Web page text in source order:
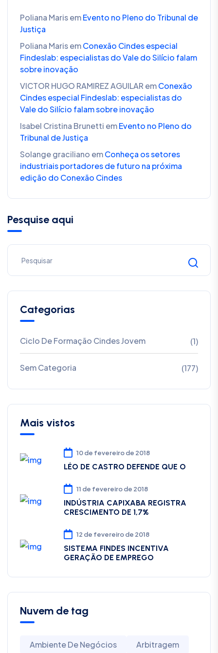
Poliana MarisemEvento no Pleno do Tribunal de
Justiça
Poliana MarisemConexão Cindes especial
Findeslab: especialistas do Vale do Silício falam
sobre inovação
VICTOR HUGO RAMIREZ AGUILAR emConexão
Cindes especial Findeslab: especialistas do
Vale do Silício falam sobre inovação
Isabel Cristina Brunetti emEvento no Pleno do
Tribunal de Justiça
Solange graciliano emConheça os setores
industriais portadores de futuro na próxima
edição do Conexão Cindes
Pesquise aqui
Categorias
Ciclo De Formação Cindes Jovem (1)
Sem Categoria (177)
Mais vistos
10 de fevereiro de 2018
LÉO DE CASTRO DEFENDE QUE O
11 de fevereiro de 2018
INDÚSTRIA CAPIXABA REGISTRA
CRESCIMENTO DE 1,7%
12 de fevereiro de 2018
SISTEMA FINDES INCENTIVA
GERAÇÃO DE EMPREGO
Nuvem de tag
Ambiente De Negócios
Arbitragem